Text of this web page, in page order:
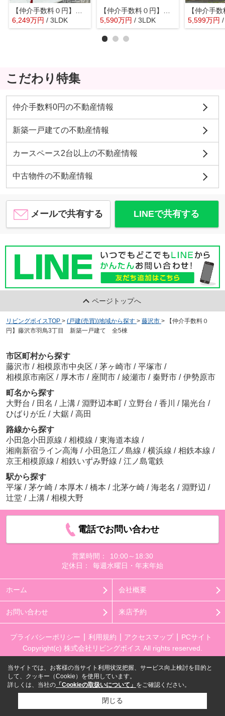
【仲介手数料０円】藤沢市辻堂太平台4期 新築一戸建て 全2棟
6,249万円 / 3LDK
【仲介手数料０円】藤沢市善行5丁目 新築一戸建て 全2棟
5,590万円 / 3LDK 5,599万円
こだわり特集
仲介手数料0円の不動産情報
新築一戸建ての不動産情報
カースペース2台以上の不動産情報
中古物件の不動産情報
メールで共有する LINEで共有する
ページトップへ
リビングボイスTOP > (戸建(売買))地域から探す > 藤沢市 >
【仲介手数料０
円】藤沢市羽鳥3丁目 新築一戸建て 全5棟
市区町村から探す
藤沢市 / 相模原市中央区 / 茅ヶ崎市 / 平塚市 /
相模原市南区 / 厚木市 / 座間市 / 綾瀬市 / 秦野市 / 伊勢原市
町名から探す
大野台 / 田名 / 上溝 / 淵野辺本町 / 立野台 / 香川 / 陽光台 /
ひばりが丘 / 大鋸 / 高田
路線から探す
小田急小田原線 / 相模線 / 東海道本線 /
湘南新宿ライン高海 / 小田急江ノ島線 / 横浜線 / 相鉄本線 /
京王相模原線 / 相鉄いずみ野線 / 江ノ島電鉄
駅から探す
平塚 / 茅ケ崎 / 本厚木 / 橋本 / 北茅ケ崎 / 海老名 / 淵野辺 /
辻堂 / 上溝 / 相模大野
電話でお問い合わせ
営業時間：
10:00～18:30
定休日：
毎週水曜日・年末年始
ホーム 会社概要
お問い合わせ 来店予約
プライバシーポリシー 利用規約 アクセスマップ
PCサイト
Copyright(c) 株式会社リビングボイス All rights reserved.
当サイトでは、お客様の当サイト利用状況把握、サービス向上検討を目的と
して、クッキー（Cookie）を使用しています。
詳しくは、当社の 「Cookieの取扱いについて」 をご確認ください。
閉じる